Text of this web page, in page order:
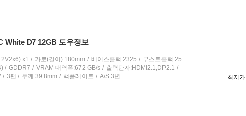
White D7 12GB 도우정보
x1 가로(길이):180mm 베이스클럭:2325
부스트클럭:25
GDDR7 VRAM 대역폭:672 GB/s
출력단자:HDMI2.1,DP2.1
3팬 두께:39.8mm 백플레이트 A/S 3년 최저가